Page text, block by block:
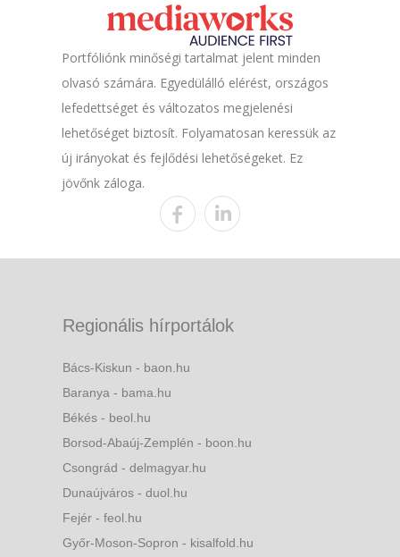
Portfóliónk minőségi tartalmat jelent minden
olvasó számára. Egyedülálló elérést, országos
lefedettséget és változatos megjelenési
lehetőséget biztosít. Folyamatosan keressük az
új irányokat és fejlődési lehetőségeket. Ez
jövőnk záloga.
Regionális hírportálok
Bács-Kiskun - baon.hu
Baranya - bama.hu
Békés - beol.hu
Borsod-Abaúj-Zemplén - boon.hu
Csongrád - delmagyar.hu
Dunaújváros - duol.hu
Fejér - feol.hu
Győr-Moson-Sopron - kisalfold.hu